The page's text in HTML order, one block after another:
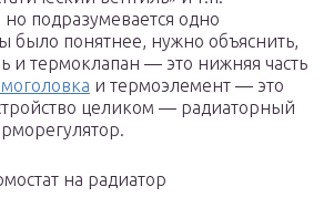
подразумевается одно
было понятнее, нужно объяснить,
и термоклапан — это нижняя часть
и термоэлемент — это
целиком — радиаторный
на радиатор